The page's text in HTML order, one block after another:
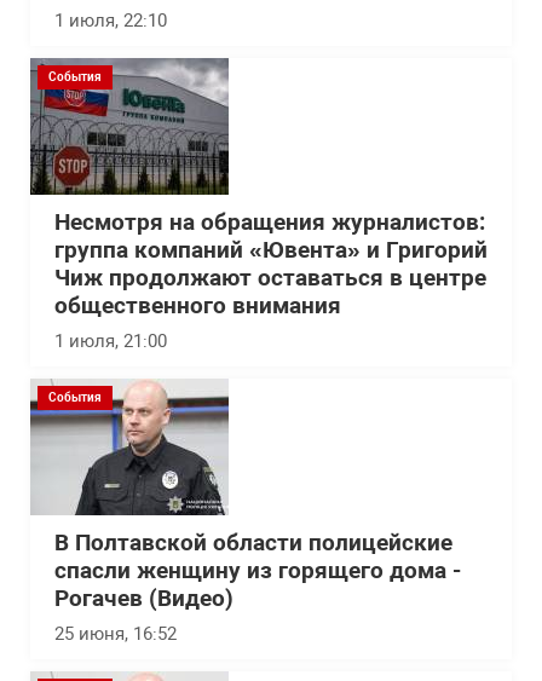
1 июля, 22:10
События
Несмотря на обращения журналистов:
группа компаний «Ювента» и Григорий
Чиж продолжают оставаться в центре
общественного внимания
1 июля, 21:00
События
В Полтавской области полицейские
спасли женщину из горящего дома -
Рогачев (Видео)
25 июня, 16:52